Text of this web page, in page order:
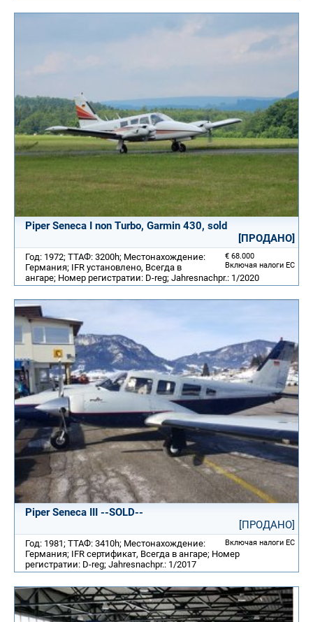
Piper Seneca I non Turbo, Garmin 430, sold
[ПРОДАНО]
€ 68.000
Включая налоги ЕС
Год: 1972; ТТАФ: 3200h; Местонахождение:
Германия; IFR установлено, Всегда в
ангаре; Номер регистратии: D-reg; Jahresnachpr.: 1/2020
Piper Seneca III --SOLD--
[ПРОДАНО]
Включая налоги ЕС
Год: 1981; ТТАФ: 3410h; Местонахождение:
Германия; IFR сертификат, Всегда в ангаре; Номер
регистратии: D-reg; Jahresnachpr.: 1/2017